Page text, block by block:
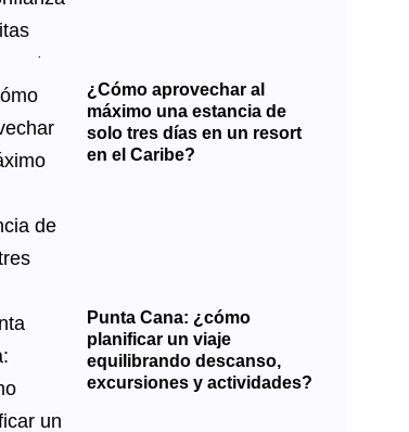
¿Cómo aprovechar al
máximo una estancia de
solo tres días en un resort
en el Caribe?
Punta Cana: ¿cómo
planificar un viaje
equilibrando descanso,
excursiones y actividades?